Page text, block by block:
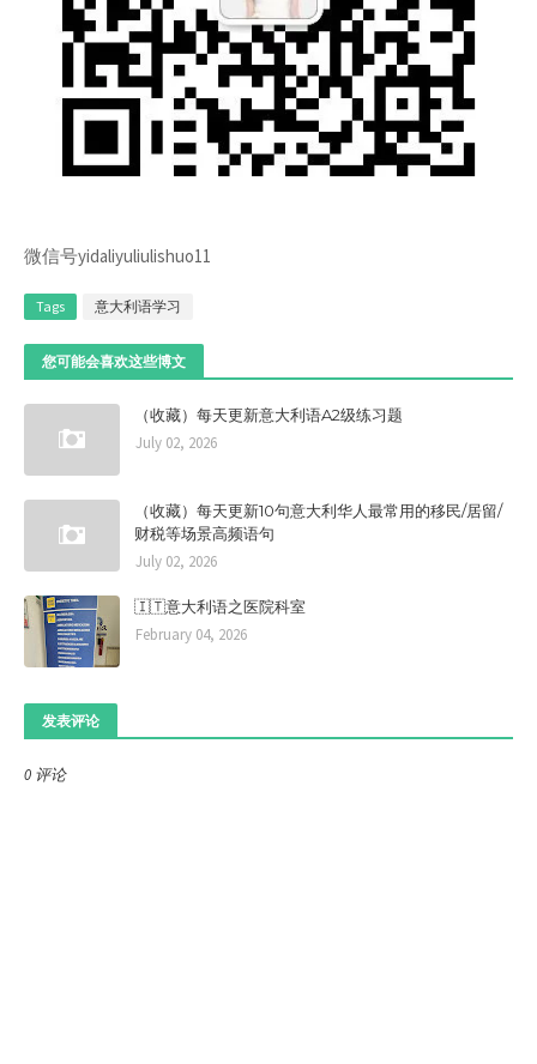
微信号yidaliyuliulishuo11
Tags 意大利语学习
您可能会喜欢这些博文
（收藏）每天更新意大利语A2级练习题
July 02, 2026
（收藏）每天更新10句意大利华人最常用的移民/居留/
财税等场景高频语句
July 02, 2026
🇮🇹意大利语之医院科室
February 04, 2026
发表评论
0 评论